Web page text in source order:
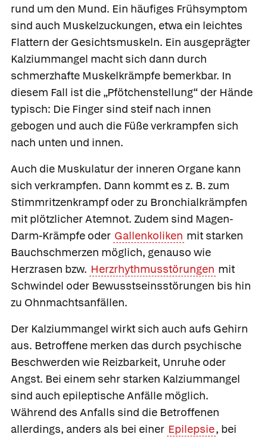
rund um den Mund. Ein häufiges Frühsymptom
sind auch Muskelzuckungen, etwa ein leichtes
Flattern der Gesichtsmuskeln. Ein ausgeprägter
Kalziummangel macht sich dann durch
schmerzhafte Muskelkrämpfe bemerkbar. In
diesem Fall ist die „Pfötchenstellung“ der Hände
typisch: Die Finger sind steif nach innen
gebogen und auch die Füße verkrampfen sich
nach unten und innen.
Auch die Muskulatur der inneren Organe kann
sich verkrampfen. Dann kommt es z. B. zum
Stimmritzenkrampf oder zu Bronchialkrämpfen
mit plötzlicher Atemnot. Zudem sind Magen-
Darm-Krämpfe oder Gallenkoliken mit starken
Bauchschmerzen möglich, genauso wie
Herzrasen bzw. Herzrhythmusstörungen mit
Schwindel oder Bewusstseinsstörungen bis hin
zu Ohnmachtsanfällen.
Der Kalziummangel wirkt sich auch aufs Gehirn
aus. Betroffene merken das durch psychische
Beschwerden wie Reizbarkeit, Unruhe oder
Angst. Bei einem sehr starken Kalziummangel
sind auch epileptische Anfälle möglich.
Während des Anfalls sind die Betroffenen
allerdings, anders als bei einer Epilepsie, bei